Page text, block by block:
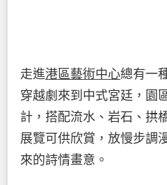
走進港區藝術中心總有一
穿越劇來到中式宮廷，園
計，搭配流水、岩石、拱
展覽可供欣賞，放慢步調
來的詩情畫意。